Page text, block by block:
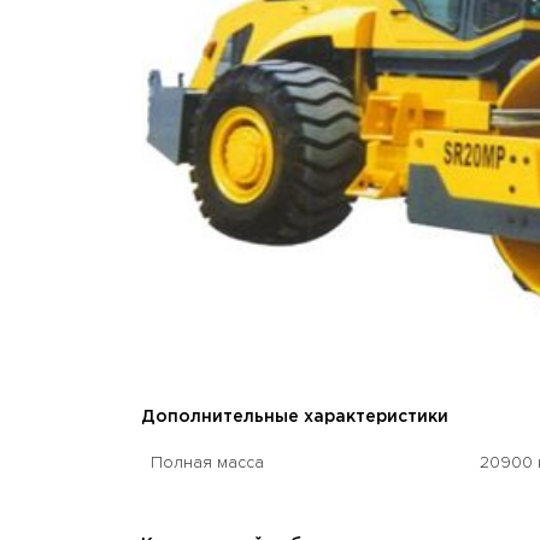
Дополнительные характеристики
Полная масса 20900